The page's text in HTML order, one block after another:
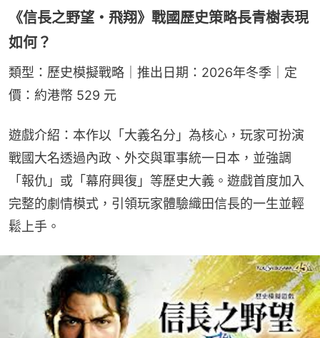
《信長之野望・飛翔》戰國歷史策略長青樹表現
如何？
類型：歷史模擬戰略｜推出日期：2026年冬季｜定
價：約港幣 529 元
遊戲介紹：本作以「大義名分」為核心，玩家可扮演
戰國大名透過內政、外交與軍事統一日本，並強調
「報仇」或「幕府興復」等歷史大義。遊戲首度加入
完整的劇情模式，引領玩家體驗織田信長的一生並輕
鬆上手。